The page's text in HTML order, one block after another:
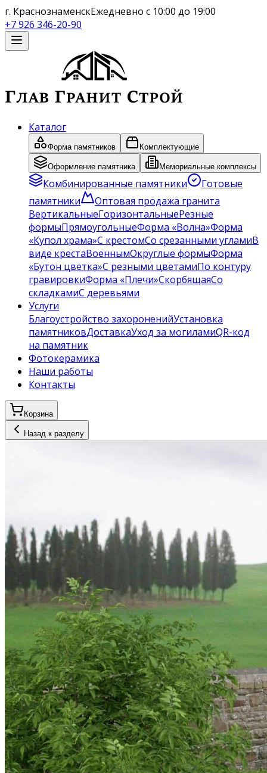
г. КраснознаменскЕжедневно с 10:00 до 19:00
+7 926 346-20-90
Каталог
Форма памятников Комплектующие
Оформление памятника Мемориальные комплексы
Комбинированные памятники
Готовые
памятники
Оптовая продажа гранита
ВертикальныеГоризонтальныеРезные
формыПрямоугольныеФорма «Волна»Форма
«Купол храма»С крестомСо срезанными угламиВ
виде крестаВоеннымОкруглые формыФорма
«Бутон цветка»С резными цветамиПо контуру
гравировкиФорма «Плечи»СкорбящаяСо
складкамиС деревьями
Услуги
Благоустройство захороненийУстановка
памятниковДоставкаУход за могиламиQR-код
на памятник
Фотокерамика
Наши работы
Контакты
Корзина
Назад к разделу